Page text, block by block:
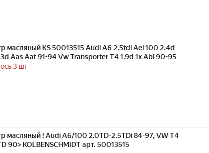
масляный KS 50013515 Audi A6 2.5tdi Ael 100 2.4d
Aas Aat 91-94 Vw Transporter T4 1.9d 1x Abl 90-95
3 шт
масляный ! Audi A6/100 2.0TD-2.5TDi 84-97, VW T4
90> KOLBENSCHMIDT арт. 50013515